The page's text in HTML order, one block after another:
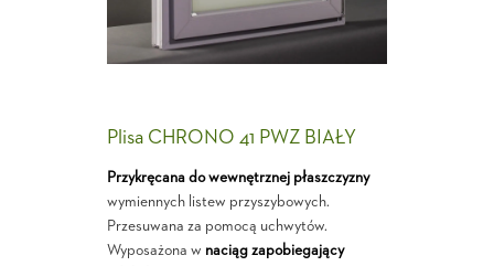
Plisa CHRONO 41 PWZ BIAŁY
Przykręcana do wewnętrznej płaszczyzny
wymiennych listew przyszybowych.
Przesuwana za pomocą uchwytów.
Wyposażona w naciąg zapobiegający